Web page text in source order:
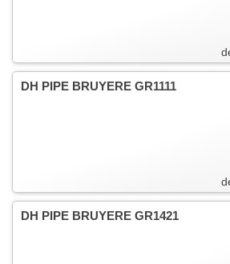
DH PIPE BRUYERE GR1111
DH PIPE BRUYERE GR1421